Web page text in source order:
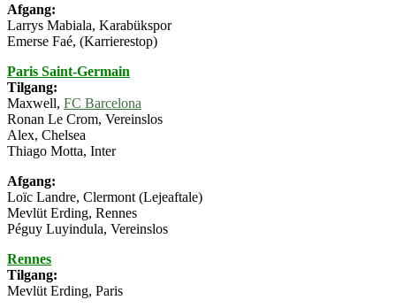
Afgang:
Larrys Mabiala, Karabükspor
Emerse Faé, (Karrierestop)
Paris Saint-Germain
Tilgang:
Maxwell, FC Barcelona
Ronan Le Crom, Vereinslos
Alex, Chelsea
Thiago Motta, Inter
Afgang:
Loïc Landre, Clermont (Lejeaftale)
Mevlüt Erding, Rennes
Péguy Luyindula, Vereinslos
Rennes
Tilgang:
Mevlüt Erding, Paris